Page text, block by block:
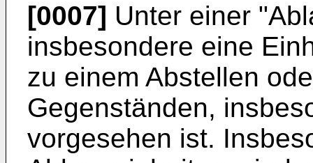
[0007] Unter einer
insbesondere eine
zu einem Abstellen
Gegenständen,
vorgesehen ist.